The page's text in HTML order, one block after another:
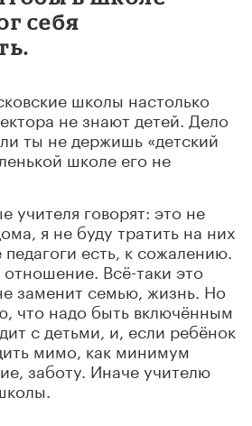
себя
школы настолько
не знают детей. Дело
ты не держишь «детский
школе его не
учителя говорят: это не
я не буду тратить на них
есть, к сожалению.
Всё-таки это
заменит семью, жизнь. Но
что надо быть включённым
с детьми, и, если ребёнок
мимо, как минимум
заботу. Иначе учителю